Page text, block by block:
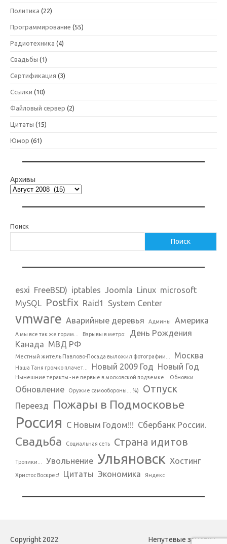
Политика (22)
Программирование (55)
Радиотехника (4)
Свадьбы (1)
Сертификация (3)
Ссылки (10)
Файловый сервер (2)
Цитаты (15)
Юмор (61)
Архивы
Поиск
Поиск
esxi FreeBSD) iptables Joomla Linux microsoft
MySQL Postfix Raid1 System Center
vmware Аварийные деревья Админы Америка
А мы все так же горим... Взрывы в метро:
День Рождения
Канада МВД РФ
Местный житель Павлово-Посада выложил фотографии... Москва
Наша Таня громко плачет... Новый 2009 Год Новый Год
Нынешние теракты - не первые в московской подземке. Обновки
Обновление Оружие самообороны... %) Отпуск
Переезд Пожары в Подмосковье
Россия С Новым Годом!!! Сбербанк России.
Свадьба Социальная сеть Страна идитов
Тропики... Увольнение Ульяновск Хостинг
Христос Воскрес! Цитаты Экономика Яндекс
Copyright 2022 Непутевые заметки.